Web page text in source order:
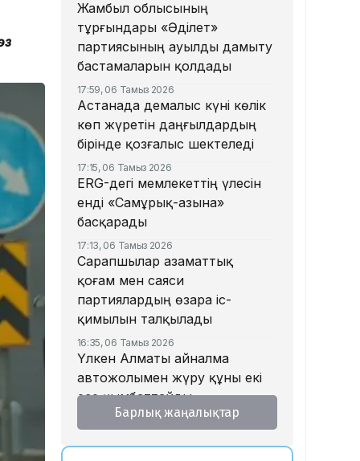
Жамбыл облысының
тұрғындары «Әділет»
партиясының ауылды дамыту
бастамаларын қолдады
17:59, 06 Тамыз 2026
Астанада демалыс күні көлік
көп жүретін даңғылдардың
бірінде қозғалыс шектеледі
17:15, 06 Тамыз 2026
ERG-дегі мемлекеттің үлесін
енді «Самұрық-Қазына»
басқарады
17:13, 06 Тамыз 2026
Сарапшылар азаматтық
қоғам мен саяси
партиялардың өзара іс-
қимылын талқылады
16:35, 06 Тамыз 2026
Үлкен Алматы айналма
автожолымен жүру құны екі
есе қымбаттайды
16:32, 06 Тамыз 2026
Барлық жаңалықтар